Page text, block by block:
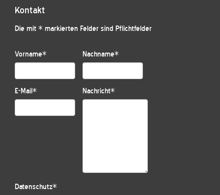
Kontakt
Die mit * markierten Felder sind Pflichtfelder
Vorname* Nachname*
E-Mail* Nachricht*
Datenschutz*